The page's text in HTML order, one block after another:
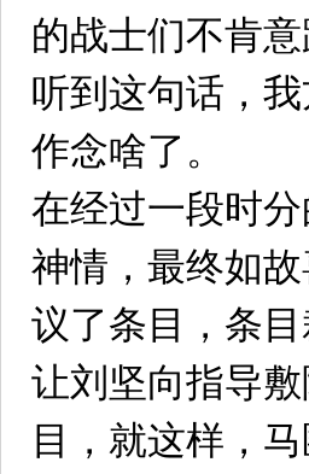
的战士们不肯
听到这句话，
作念啥了。
在经过一段时
神情，最终如
议了条目，条
让刘坚向指导
目，就这样，